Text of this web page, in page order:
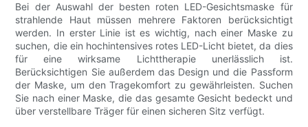
Bei der Auswahl der besten roten LED-Gesichtsmaske für
strahlende Haut müssen mehrere Faktoren berücksichtigt
werden. In erster Linie ist es wichtig, nach einer Maske zu
suchen, die ein hochintensives rotes LED-Licht bietet, da dies
für eine wirksame Lichttherapie unerlässlich ist.
Berücksichtigen Sie außerdem das Design und die Passform
der Maske, um den Tragekomfort zu gewährleisten. Suchen
Sie nach einer Maske, die das gesamte Gesicht bedeckt und
über verstellbare Träger für einen sicheren Sitz verfügt.